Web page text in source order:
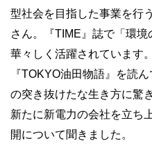
型社会を目指した事業を行
さん。『TIME』誌で「環
華々しく活躍されています
『TOKYO油田物語』を読
の突き抜けたな生き方に驚
新たに新電力の会社を立ち
開について聞きました。